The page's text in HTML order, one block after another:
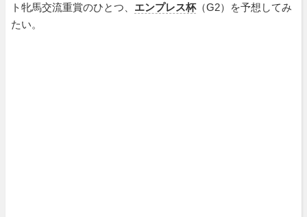
ト牝馬交流重賞のひとつ、 エンプレス杯（G2）を予想してみ
たい。